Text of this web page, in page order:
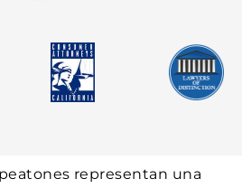
representan una